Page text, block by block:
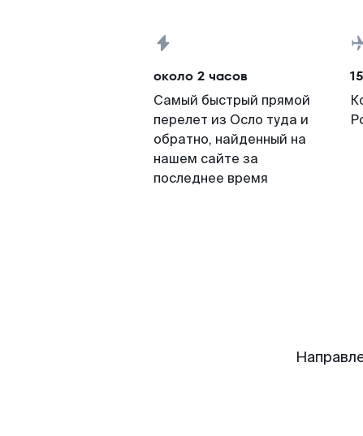
около 2 часов
Самый быстрый прямой
перелет из Осло туда и
обратно, найденный на
нашем сайте за
последнее время
15